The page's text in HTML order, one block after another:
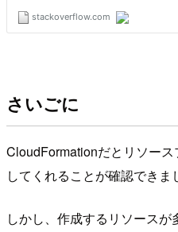
さいごに
CloudFormationだとリソー
してくれることが確認できま
しかし、作成するリソース